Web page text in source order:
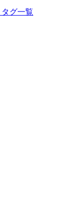
タグ一覧